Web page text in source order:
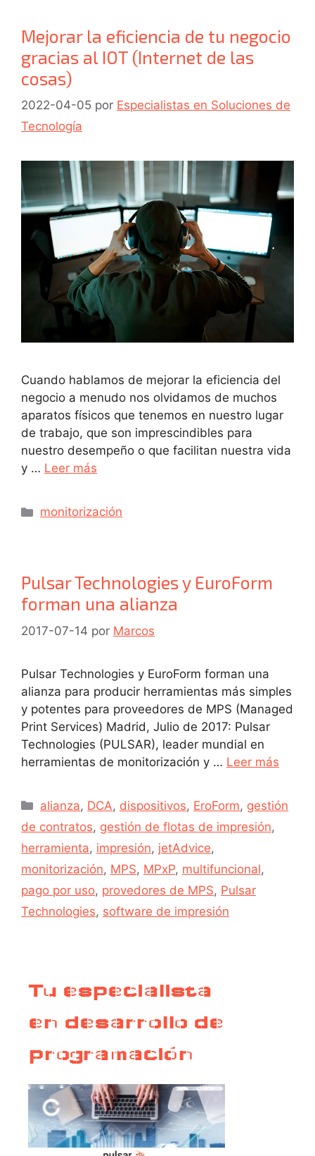
Mejorar la eficiencia de tu negocio
gracias al IOT (Internet de las
cosas)
2022-04-05 por Especialistas en Soluciones de
Tecnología
Cuando hablamos de mejorar la eficiencia del
negocio a menudo nos olvidamos de muchos
aparatos físicos que tenemos en nuestro lugar
de trabajo, que son imprescindibles para
nuestro desempeño o que facilitan nuestra vida
y … Leer más
monitorización
Pulsar Technologies y EuroForm
forman una alianza
2017-07-14 por Marcos
Pulsar Technologies y EuroForm forman una
alianza para producir herramientas más simples
y potentes para proveedores de MPS (Managed
Print Services) Madrid, Julio de 2017: Pulsar
Technologies (PULSAR), leader mundial en
herramientas de monitorización y … Leer más
alianza, DCA, dispositivos, EroForm, gestión
de contratos, gestión de flotas de impresión,
herramienta, impresión, jetAdvice,
monitorización, MPS, MPxP, multifuncional,
pago por uso, provedores de MPS, Pulsar
Technologies, software de impresión
Tu especialista
en desarrollo de
programación